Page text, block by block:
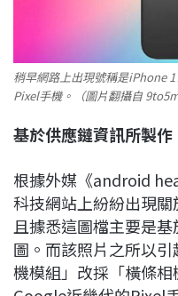
稍早網路上出現號稱是iPhone
Pixel手機。（圖片翻攝自
基於供應鏈資訊所製作
根據外媒《android
科技網站上紛紛出現
且據悉這圖檔主要是
圖。而該照片之所以
機模組」改採「橫條